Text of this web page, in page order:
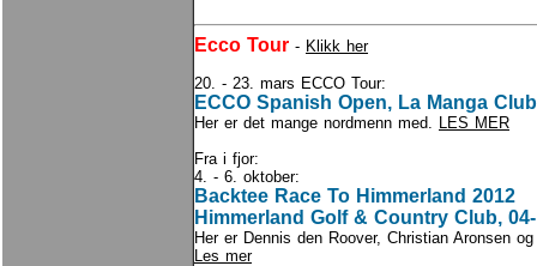
Ecco Tour - Klikk her
20. - 23. mars ECCO Tour:
ECCO Spanish Open, La Manga
Her er det mange nordmenn med. LES MER
Fra i fjor:
4. - 6. oktober:
Backtee Race To Himmerland 2012
Himmerland Golf & Country Club,
Her er Dennis den Roover, Christian Aronsen
Les mer